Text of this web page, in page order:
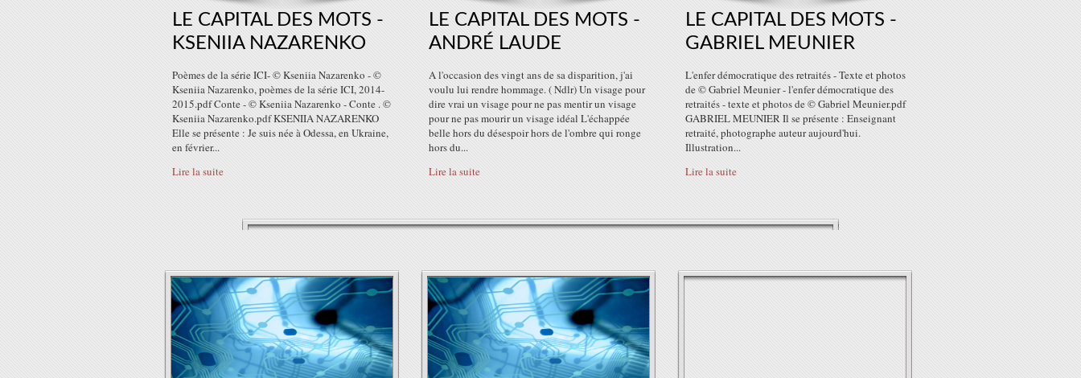
LE CAPITAL DES MOTS -
KSENIIA NAZARENKO
Poèmes de la série ICI- © Kseniia Nazarenko - ©
Kseniia Nazarenko, poèmes de la série ICI, 2014-
2015.pdf Conte - © Kseniia Nazarenko - Conte . ©
Kseniia Nazarenko.pdf KSENIIA NAZARENKO
Elle se présente : Je suis née à Odessa, en Ukraine,
en février...
Lire la suite
LE CAPITAL DES MOTS -
ANDRÉ LAUDE
A l'occasion des vingt ans de sa disparition, j'ai
voulu lui rendre hommage. ( Ndlr) Un visage pour
dire vrai un visage pour ne pas mentir un visage
pour ne pas mourir un visage idéal L'échappée
belle hors du désespoir hors de l'ombre qui ronge
hors du...
Lire la suite
LE CAPITAL DES MOTS -
GABRIEL MEUNIER
L'enfer démocratique des retraités - Texte et photos
de © Gabriel Meunier - l'enfer démocratique des
retraités - texte et photos de © Gabriel Meunier.pdf
GABRIEL MEUNIER Il se présente : Enseignant
retraité, photographe auteur aujourd'hui.
Illustration...
Lire la suite